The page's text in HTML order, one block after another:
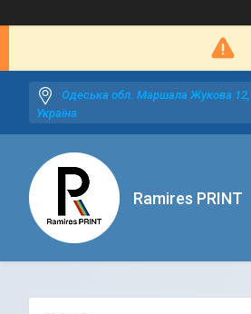
Одеська обл. Маршала Жукова 12,
Україна
Ramires PRINT